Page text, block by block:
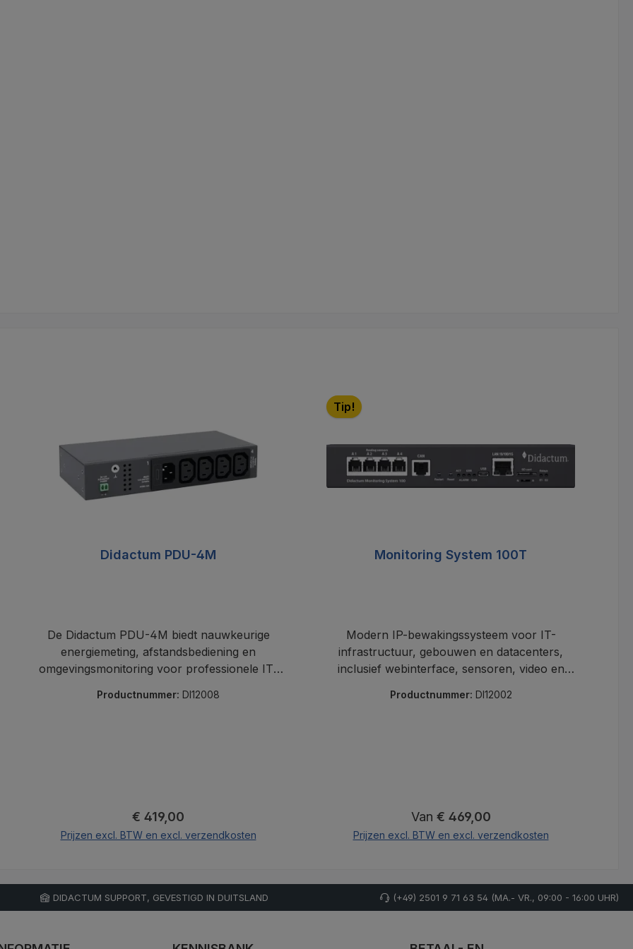
Didactum PDU-4M
De Didactum PDU-4M biedt nauwkeurige
energiemeting, afstandsbediening en
omgevingsmonitoring voor professionele IT-
Productnummer: DI12008
Normale prijs:
€ 419,00
Prijzen excl. BTW en excl. verzendkosten
Tip!
Monitoring System 100T
Modern IP-bewakingssysteem voor IT-
infrastructuur, gebouwen en datacenters,
inclusief webinterface, sensoren, video en
Productnummer: DI12002
Normale prijs:
Van € 469,00
Prijzen excl. BTW en excl. verzendkosten
DIDACTUM SUPPORT, GEVESTIGD IN DUITSLAND (+49) 2501 9 71 63 54 (MA.- VR., 09:00 - 16:00 UHR)